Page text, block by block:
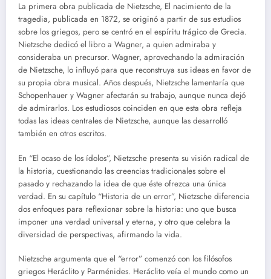
La primera obra publicada de Nietzsche, El nacimiento de la
tragedia, publicada en 1872, se originó a partir de sus estudios
sobre los griegos, pero se centró en el espíritu trágico de Grecia.
Nietzsche dedicó el libro a Wagner, a quien admiraba y
consideraba un precursor. Wagner, aprovechando la admiración
de Nietzsche, lo influyó para que reconstruya sus ideas en favor de
su propia obra musical. Años después, Nietzsche lamentaría que
Schopenhauer y Wagner afectarán su trabajo, aunque nunca dejó
de admirarlos. Los estudiosos coinciden en que esta obra refleja
todas las ideas centrales de Nietzsche, aunque las desarrolló
también en otros escritos.
En “El ocaso de los ídolos”, Nietzsche presenta su visión radical de
la historia, cuestionando las creencias tradicionales sobre el
pasado y rechazando la idea de que éste ofrezca una única
verdad. En su capítulo “Historia de un error”, Nietzsche diferencia
dos enfoques para reflexionar sobre la historia: uno que busca
imponer una verdad universal y eterna, y otro que celebra la
diversidad de perspectivas, afirmando la vida.
Nietzsche argumenta que el “error” comenzó con los filósofos
griegos Heráclito y Parménides. Heráclito veía el mundo como un